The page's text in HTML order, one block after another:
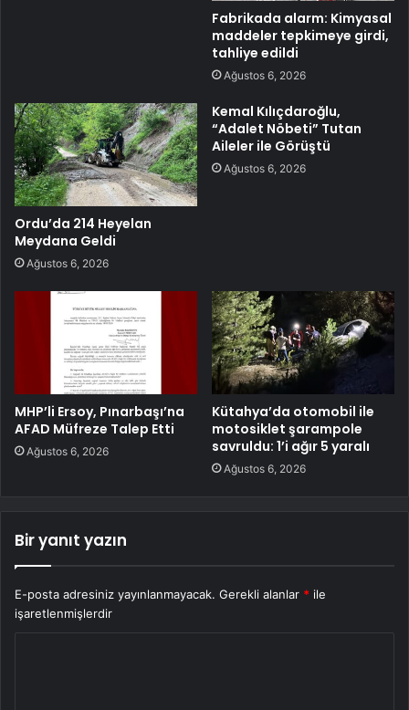
Fabrikada alarm: Kimyasal
maddeler tepkimeye girdi,
tahliye edildi
Ağustos 6, 2026
Ordu’da 214 Heyelan
Meydana Geldi
Ağustos 6, 2026
Kemal Kılıçdaroğlu,
“Adalet Nöbeti” Tutan
Aileler ile Görüştü
Ağustos 6, 2026
MHP’li Ersoy, Pınarbaşı’na
AFAD Müfreze Talep Etti
Ağustos 6, 2026
Kütahya’da otomobil ile
motosiklet şarampole
savruldu: 1’i ağır 5 yaralı
Ağustos 6, 2026
Bir yanıt yazın
E-posta adresiniz yayınlanmayacak. Gerekli alanlar * ile
işaretlenmişlerdir